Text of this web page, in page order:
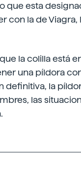
que esta
con la de
la colilla está
una píldora
definitiva, la
las